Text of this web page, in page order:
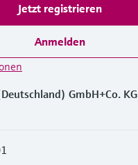
Jetzt registrieren
Anmelden
GmbH+Co. KG